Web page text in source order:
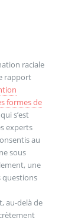
raciale
rapport
formes de
s’est
experts
au
sous
une
questions
au-delà de